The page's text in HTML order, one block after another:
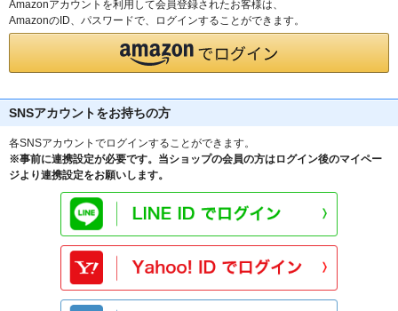
Amazonアカウントを利用して会員登録されたお客様は、
AmazonのID、パスワードで、ログインすることができます。
SNSアカウントをお持ちの方
各SNSアカウントでログインすることができます。
※事前に連携設定が必要です。当ショップの会員の方はログイン後のマイペー
ジより連携設定をお願いします。